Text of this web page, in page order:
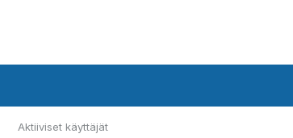
Aktiiviset käyttäjät